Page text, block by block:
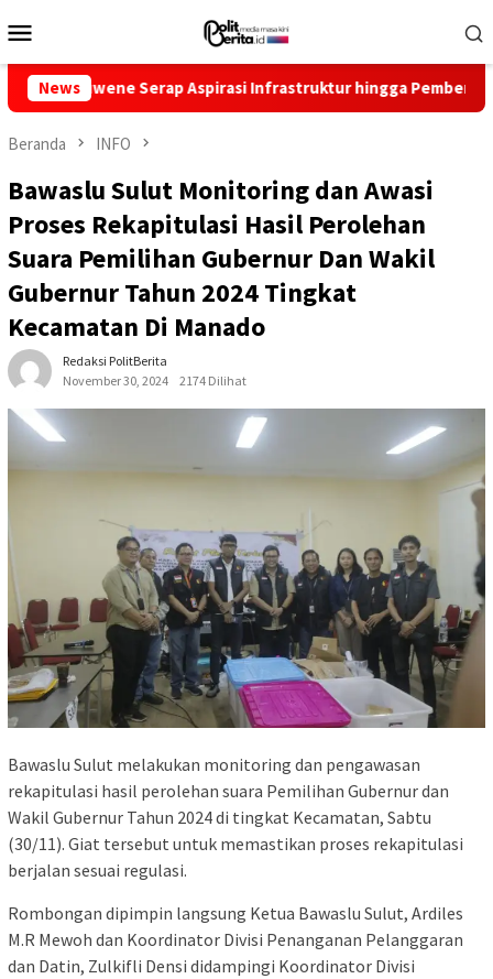
ke
Mobile
News
Aspirasi Infrastruktur hingga Pemberdayaan Ekonomi
Beranda INFO
Bawaslu Sulut Monitoring dan Awasi
Proses Rekapitulasi Hasil Perolehan
Suara Pemilihan Gubernur Dan Wakil
Gubernur Tahun 2024 Tingkat
Kecamatan Di Manado
Redaksi PolitBerita
November 30, 2024
2174 Dilihat
Bawaslu Sulut melakukan monitoring dan pengawasan
rekapitulasi hasil perolehan suara Pemilihan Gubernur dan
Wakil Gubernur Tahun 2024 di tingkat Kecamatan, Sabtu
(30/11). Giat tersebut untuk memastikan proses rekapitulasi
berjalan sesuai regulasi.
Rombongan dipimpin langsung Ketua Bawaslu Sulut, Ardiles
M.R Mewoh dan Koordinator Divisi Penanganan Pelanggaran
dan Datin, Zulkifli Densi didampingi Koordinator Divisi